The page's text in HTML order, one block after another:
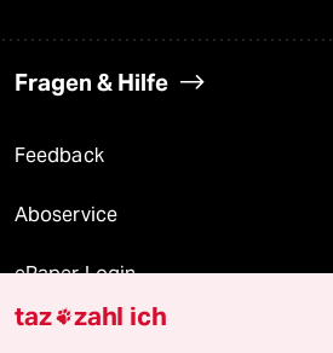
Fragen & Hilfe
Feedback
Aboservice
ePaper Login
Downloads für Abonnierende
taz zahl ich